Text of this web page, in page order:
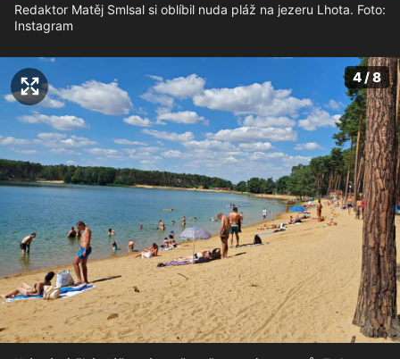
Redaktor Matěj Smlsal si oblíbil nuda pláž na jezeru Lhota. Foto:
Instagram
4 / 8